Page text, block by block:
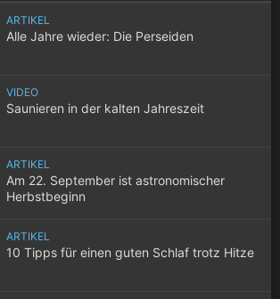
ARTIKEL
Alle Jahre wieder: Die Perseiden
VIDEO
Saunieren in der kalten Jahreszeit
ARTIKEL
Am 22. September ist astronomischer
Herbstbeginn
ARTIKEL
10 Tipps für einen guten Schlaf trotz Hitze